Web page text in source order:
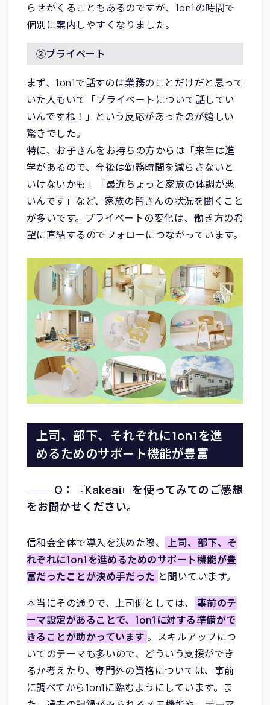
らせがくることもあるのですが、1on1の時間で
個別に案内しやすくなりました。
②プライベート
まず、1on1で話すのは業務のことだけだと思って
いた人もいて「プライベートについて話してい
いんですね！」という反応があったのが嬉しい
驚きでした。
特に、お子さんをお持ちの方からは「来年は進
学があるので、今後は勤務時間を減らさないと
いけないかも」「最近ちょっと家族の体調が悪
いんです」など、家族の皆さんの状況を聞くこと
が多いです。プライベートの変化は、働き方の希
望に直結するのでフォローにつながっています。
上司、部下、それぞれに1on1を進
めるためのサポート機能が豊富
Q：『Kakeai』を使ってみてのご感想
をお聞かせください。
信和会全体で導入を決めた際、
上司、部下、そ
れぞれに1on1を進めるためのサポート機能が豊
富だったことが決め手だった と聞いています。
本当にその通りで、上司側としては、
事前のテ
ーマ設定があることで、1on1に対する準備がで
きることが助かっています 。スキルアップにつ
いてのテーマも多いので、どういう支援ができ
るか考えたり、専門外の資格については、事前
に調べてから1on1に臨むようにしています。ま